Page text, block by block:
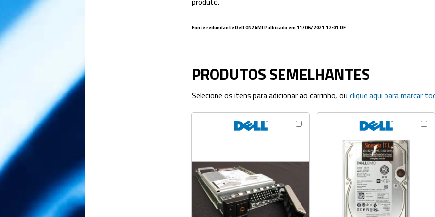
Fonte redundante Dell0N24MJPulbicado em 11/06/2021 12:01 DF
PRODUTOS SEMELHANTES
Selecione os itens para adicionar ao carrinho, ouclique aqui para marcar